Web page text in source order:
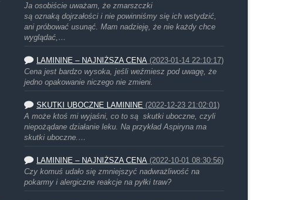
Ja osobiście uważam, że zmarszczki
są oznaką dojrzałości i nie powinniśmy się ich wstydzić,
ani próbować usunąć. Mam nadzieję, że nie każdy chce
wyglądać,…
LAMININE – NAJNIŻSZA CENA (2023-01-14 22:10:17)
Cena jest bardzo wysoka, jeśli weźmiesz pod uwagę, że
jedno opakowanie niczego nie zmieni.
SKUTKI UBOCZNE LAMININE (2022-12-23 21:02:01)
A może ktoś mi wyjaśni, co to są skutki uboczne, czyli
niepożądane działanie leku. Na przykład Aspiryna ma
skutki uboczne.…
LAMININE – NAJNIŻSZA CENA (2022-10-01 08:30:56)
Czy komuś udało się zmniejszyć nadwrażliwość na
pokarmy i alergiczne reakcje na pyłki traw?